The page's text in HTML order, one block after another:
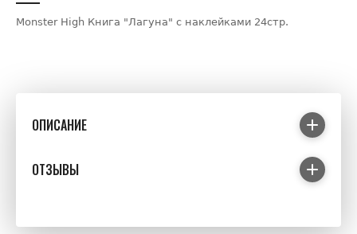
Monster High Книга "Лагуна" с наклейками 24стр.
ОПИСАНИЕ
ОТЗЫВЫ